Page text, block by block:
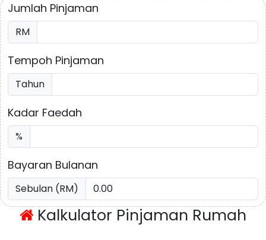
Jumlah Pinjaman
RM
Tempoh Pinjaman
Tahun
Kadar Faedah
%
Bayaran Bulanan
Sebulan (RM)
Kalkulator Pinjaman Rumah